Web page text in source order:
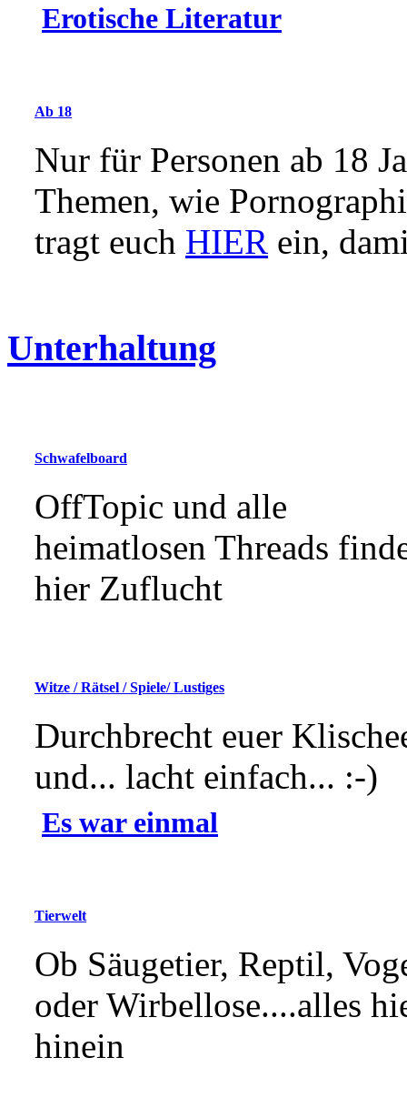
Erotische Literatur
Ab 18
Nur für Personen ab 18
Themen, wie
tragt euch HIER ein,
Unterhaltung
Schwafelboard
OffTopic und alle
heimatlosen Threads
hier Zuflucht
Witze / Rätsel / Spiele/ Lustiges
Durchbrecht euer
und... lacht einfach... :-)
Es war einmal
Tierwelt
Ob Säugetier, Reptil,
oder Wirbellose....alles
hinein